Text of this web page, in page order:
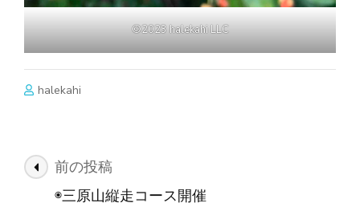
©2023 halekahi LLC
halekahi
投 前の投稿
◉三原山縦走コース開催